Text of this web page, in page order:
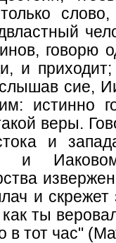
слово,
говорю
и
сие,
истинно
веры.
и
и
и скрежет
ты
в тот час"